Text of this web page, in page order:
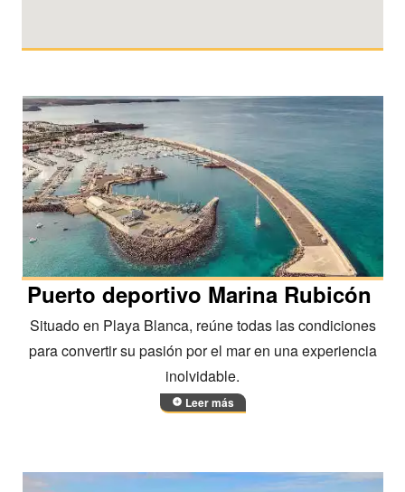
Puerto deportivo Marina Rubicón
Situado en Playa Blanca, reúne todas las condiciones
para convertir su pasión por el mar en una experiencia
inolvidable.
Leer más